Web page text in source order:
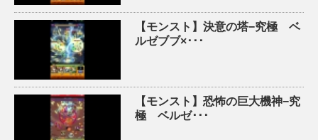
【モンスト】決意の塔−究極 ベ
ルゼブブ×･･･
【モンスト】恐怖の巨大機神−究
極 ベルゼ･･･